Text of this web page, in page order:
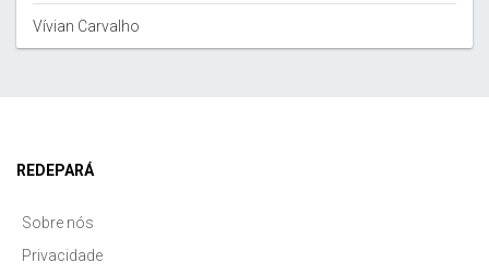
Vívian Carvalho
REDEPARÁ
Sobre nós
Privacidade